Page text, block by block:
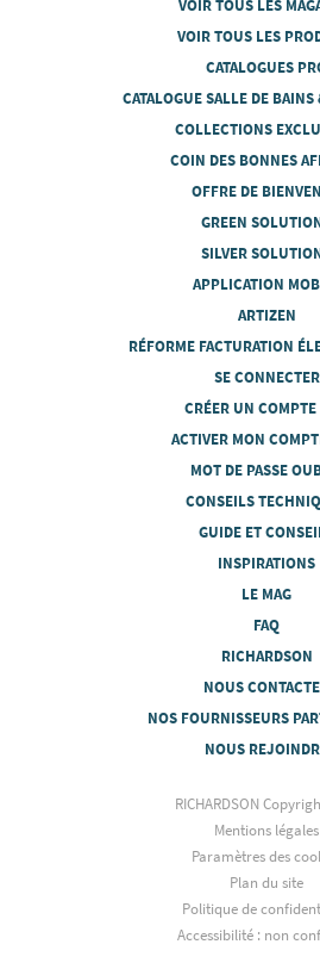
VOIR TOUS LES
VOIR TOUS LES
CATALOGUES
CATALOGUE SALLE DE BAINS
COLLECTIONS
COIN DES BONNES
OFFRE DE
GREEN
SILVER
APPLICATION
ARTIZEN
RÉFORME FACTURATION
SE CONNECTER
CRÉER UN COMPTE
ACTIVER MON
MOT DE PASSE
CONSEILS
GUIDE ET
INSPIRATIONS
LE MAG
FAQ
RICHARDSON
NOUS
NOS FOURNISSEURS
NOUS
RICHARDSON
Mentions légales
Paramètres des
Plan du site
Politique de
Accessibilité : non